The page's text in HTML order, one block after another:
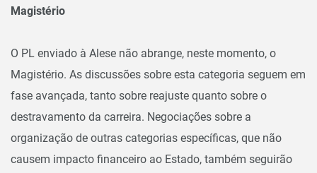
Magistério
O PL enviado à Alese não abrange, neste momento, o
Magistério. As discussões sobre esta categoria seguem em
fase avançada, tanto sobre reajuste quanto sobre o
destravamento da carreira. Negociações sobre a
organização de outras categorias específicas, que não
causem impacto financeiro ao Estado, também seguirão